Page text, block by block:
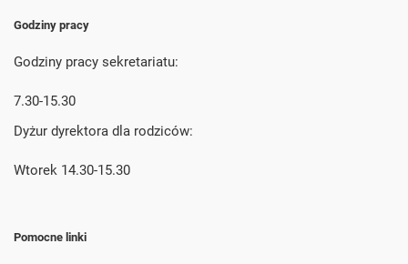
Godziny pracy
Godziny pracy sekretariatu:
7.30-15.30
Dyżur dyrektora dla rodziców:
Wtorek 14.30-15.30
Pomocne linki